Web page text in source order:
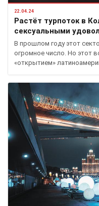
22.04.24
Растёт турпоток в
сексуальными
В прошлом году этот
огромное число. Но этот
«открытием»